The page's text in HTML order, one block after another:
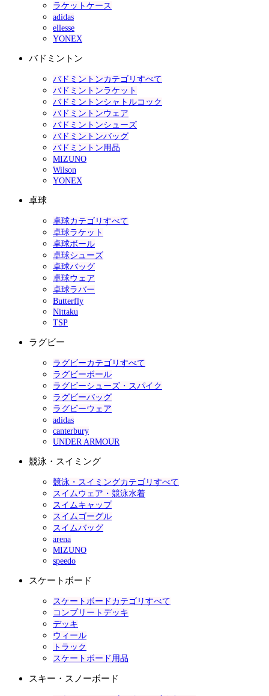
ラケットケース
adidas
ellesse
YONEX
バドミントン
バドミントンカテゴリすべて
バドミントンラケット
バドミントンシャトルコック
バドミントンウェア
バドミントンシューズ
バドミントンバッグ
バドミントン用品
MIZUNO
Wilson
YONEX
卓球
卓球カテゴリすべて
卓球ラケット
卓球ボール
卓球シューズ
卓球バッグ
卓球ウェア
卓球ラバー
Butterfly
Nittaku
TSP
ラグビー
ラグビーカテゴリすべて
ラグビーボール
ラグビーシューズ・スパイク
ラグビーバッグ
ラグビーウェア
adidas
canterbury
UNDER ARMOUR
競泳・スイミング
競泳・スイミングカテゴリすべて
スイムウェア・競泳水着
スイムキャップ
スイムゴーグル
スイムバッグ
arena
MIZUNO
speedo
スケートボード
スケートボードカテゴリすべて
コンプリートデッキ
デッキ
ウィール
トラック
スケートボード用品
スキー・スノーボード